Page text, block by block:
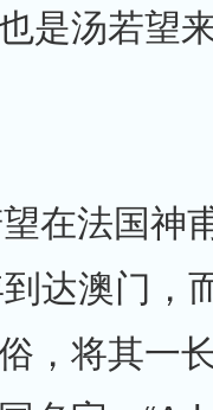
是汤若望
在法国神
达澳门，
，将其一